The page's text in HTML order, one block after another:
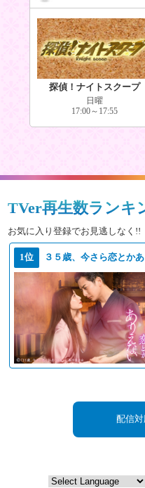
探偵！ナイトスクープ
日曜
17:00～17:55
TVer再生数ランキ
お気に入り登録でお見逃しなく!!
1位
配信